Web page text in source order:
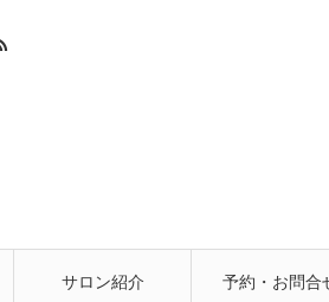
サロン紹介 予約・お問合